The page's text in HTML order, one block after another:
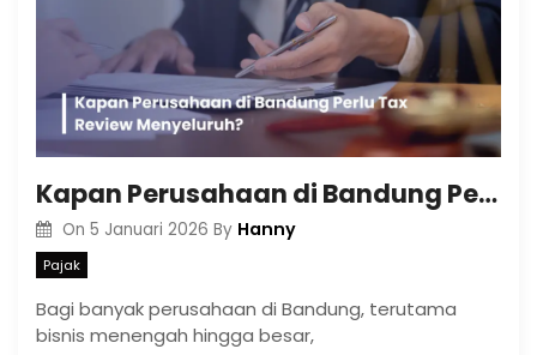
Kapan Perusahaan di Bandung Perlu Tax Review Menyeluruh?
On 5 Januari 2026 By Hanny
Pajak
Bagi banyak perusahaan di Bandung, terutama
bisnis menengah hingga besar,